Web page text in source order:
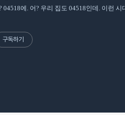
04518에. 어? 우리 집도 04518인데. 이런 시
구독하기